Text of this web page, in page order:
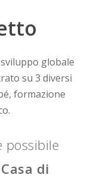
globale
su 3 diversi
formazione
possibile
di